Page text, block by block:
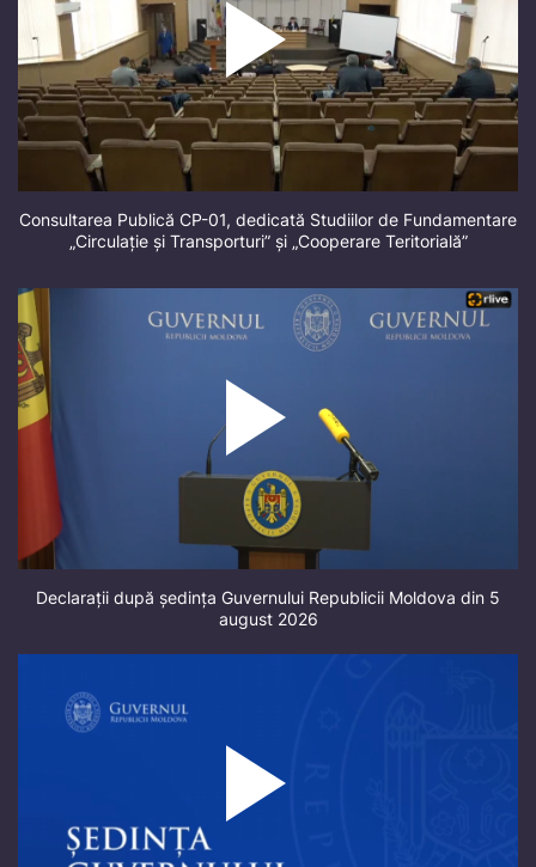
Consultarea Publică CP-01, dedicată Studiilor de Fundamentare
„Circulație și Transporturi” și „Cooperare Teritorială”
Declarații după ședința Guvernului Republicii Moldova din 5
august 2026